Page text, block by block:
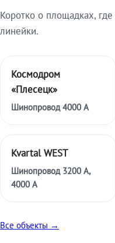
Коротко о площадках,
линейки.
Космодром
«Плесецк»
Шинопровод 4000 А
Kvartal WEST
Шинопровод 3200 А,
4000 А
Все объекты →